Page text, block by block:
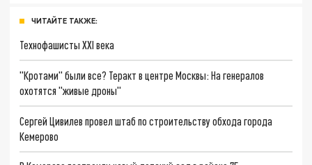
ЧИТАЙТЕ ТАКЖЕ:
Технофашисты XXI века
"Кротами" были все? Теракт в центре Москвы: На генералов
охотятся "живые дроны"
Сергей Цивилев провел штаб по строительству обхода города
Кемерово